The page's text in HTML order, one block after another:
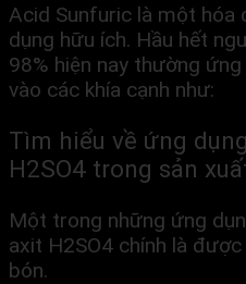
Acid Sunfuric là một hóa
dụng hữu ích. Hầu hết
98% hiện nay thường
vào các khía cạnh như:
Tìm hiểu về ứng
H2SO4 trong sản
Một trong những ứng
axit H2SO4 chính là
bón.